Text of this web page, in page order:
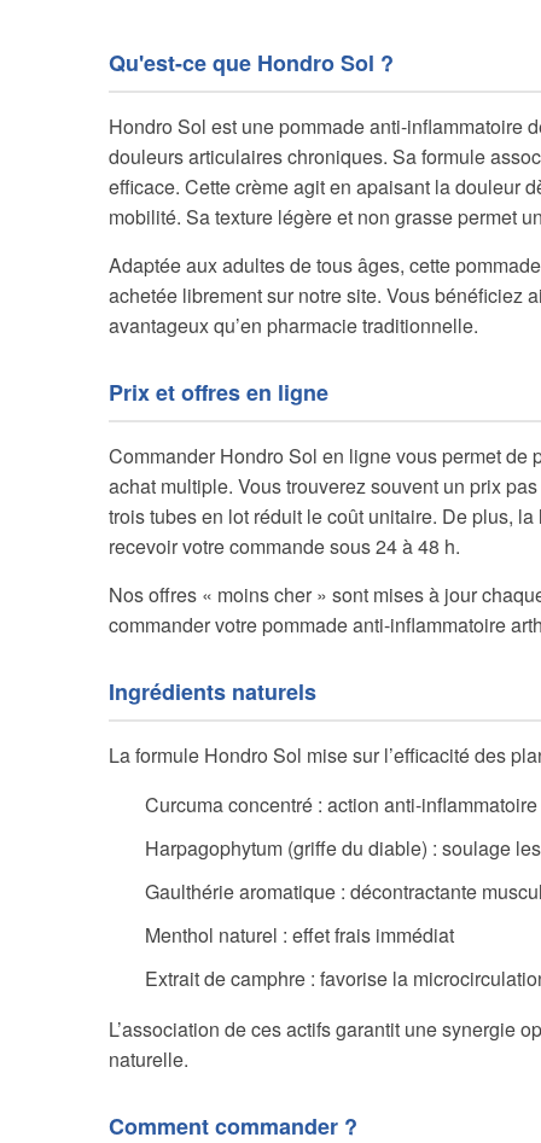
Qu'est-ce que Hondro Sol ?
Hondro Sol est une pommade anti-inflammatoire
douleurs articulaires chroniques. Sa formule
efficace. Cette crème agit en apaisant la douleur
mobilité. Sa texture légère et non grasse permet
Adaptée aux adultes de tous âges, cette
achetée librement sur notre site. Vous bénéficiez
avantageux qu’en pharmacie traditionnelle.
Prix et offres en ligne
Commander Hondro Sol en ligne vous permet de
achat multiple. Vous trouverez souvent un prix
trois tubes en lot réduit le coût unitaire. De plus,
recevoir votre commande sous 24 à 48 h.
Nos offres « moins cher » sont mises à jour
commander votre pommade anti-inflammatoire
Ingrédients naturels
La formule Hondro Sol mise sur l’efficacité des
Curcuma concentré : action anti-
Harpagophytum (griffe du diable) : soulage
Gaulthérie aromatique : décontractante
Menthol naturel : effet frais immédiat
Extrait de camphre : favorise la
L’association de ces actifs garantit une synergie
naturelle.
Comment commander ?